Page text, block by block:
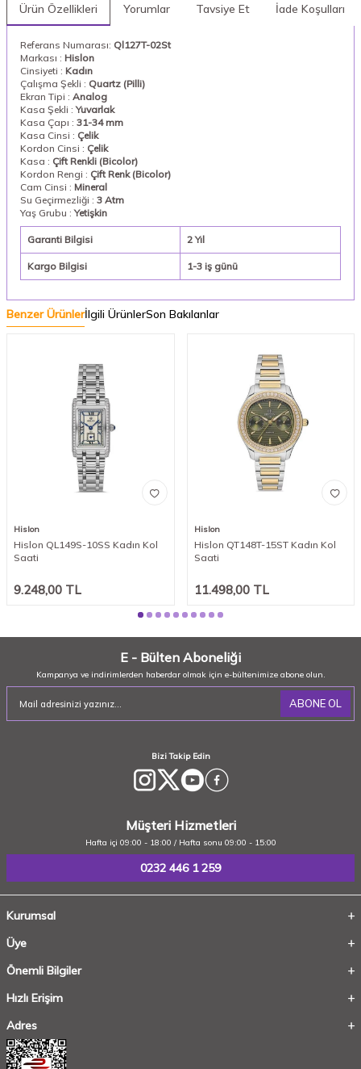
Ürün Özellikleri Yorumlar Tavsiye Et İade Koşulları
Referans Numarası: Ql127T-02St
Markası : Hislon
Cinsiyeti : Kadın
Çalışma Şekli : Quartz (Pilli)
Ekran Tipi : Analog
Kasa Şekli :Yuvarlak
Kasa Çapı : 31-34 mm
Kasa Cinsi : Çelik
Kordon Cinsi : Çelik
Kasa : Çift Renkli (Bicolor)
Kordon Rengi : Çift Renk (Bicolor)
Cam Cinsi : Mineral
Su Geçirmezliği : 3 Atm
Yaş Grubu :Yetişkin
Garanti Bilgisi 2 Yıl
Kargo Bilgisi 1-3 iş günü
Benzer Ürünlerİlgili ÜrünlerSon Bakılanlar
Hislon
Hislon QL149S-10SS Kadın Kol
Saati
9.248,00 TL
Hislon
Hislon QT148T-15ST Kadın Kol
Saati
11.498,00TL
E - Bülten Aboneliği
Kampanya ve indirimlerden haberdar olmak için e-bültenimize abone olun.
ABONE OL
Bizi Takip Edin
Müşteri Hizmetleri
Hafta içi 09:00 - 18:00 / Hafta sonu 09:00 - 15:00
0232 446 1 259
Kurumsal
Üye
Önemli Bilgiler
Hızlı Erişim
Adres